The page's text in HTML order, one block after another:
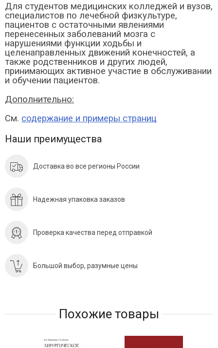
Для студентов медицинских колледжей и вузов,
специалистов по лечебной физкультуре,
пациентов с остаточными явлениями
перенесенных заболеваний мозга с
нарушениями функции ходьбы и
целенаправленных движений конечностей, а
также родственников и других людей,
принимающих активное участие в обслуживании
и обучении пациентов.
Дополнительно:
См. содержание и примеры страниц
Наши преимущества
Доставка во все регионы России
Надежная упаковка заказов
Проверка качества перед отправкой
Большой выбор, разумные цены
Похожие товары